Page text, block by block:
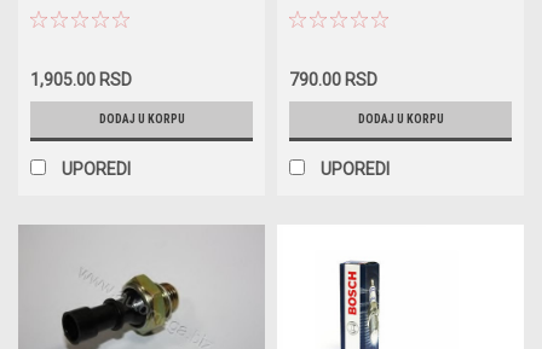
Lacetti '04-,Nubira '97-
1,905.00 RSD
DODAJ U KORPU
UPOREDI
790.00 RSD
DODAJ U KORPU
UPOREDI